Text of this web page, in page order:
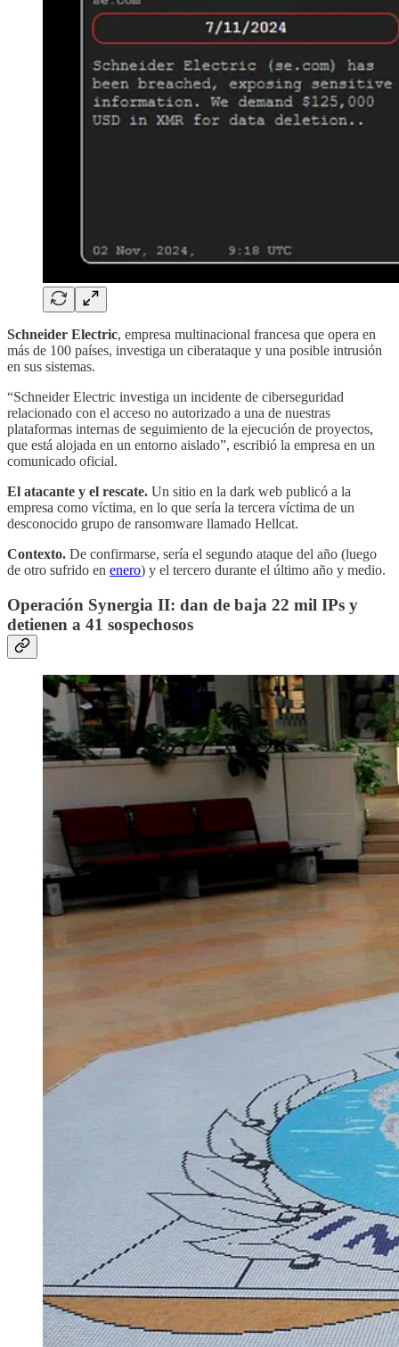
Schneider Electric, empresa multinacional francesa que opera en
más de 100 países, investiga un ciberataque y una posible intrusión
en sus sistemas.
“Schneider Electric investiga un incidente de ciberseguridad
relacionado con el acceso no autorizado a una de nuestras
plataformas internas de seguimiento de la ejecución de proyectos,
que está alojada en un entorno aislado”, escribió la empresa en un
comunicado oficial.
El atacante y el rescate. Un sitio en la dark web publicó a la
empresa como víctima, en lo que sería la tercera víctima de un
desconocido grupo de ransomware llamado Hellcat.
Contexto. De confirmarse, sería el segundo ataque del año (luego
de otro sufrido en enero) y el tercero durante el último año y medio.
Operación Synergia II: dan de baja 22 mil IPs y
detienen a 41 sospechosos